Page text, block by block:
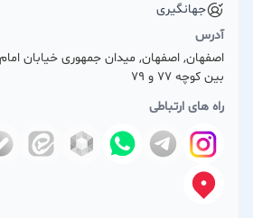
جهانگیری
آدرس
اصفهان, اصفهان, میدان جمهوری خیابان
بین کوچه 77 و 79
راه های ارتباطی